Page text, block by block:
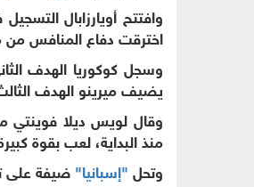
وافتتح أويارزابال
اخترقت دفاع المنافس من
وسجل كوكوريا الهدف
يضيف ميرينو الهدف
وقال لويس ديلا فوينتي
منذ البداية، لعب بقوة
وتحل"إسبانيا"ضيفة على